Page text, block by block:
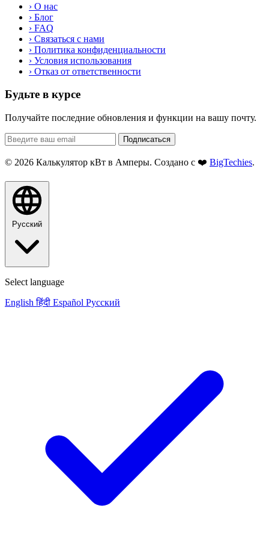
› О нас
› Блог
› FAQ
› Связаться с нами
› Политика конфиденциальности
› Условия использования
› Отказ от ответственности
Будьте в курсе
Получайте последние обновления и функции на вашу почту.
Подписаться
© 2026 Калькулятор кВт в Амперы. Создано с ❤️ BigTechies.
Русский
Select language
English हिंदी Español Русский